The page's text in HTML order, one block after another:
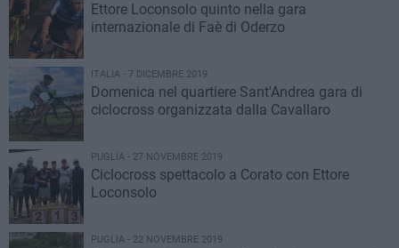
Ettore Loconsolo quinto nella gara
internazionale di Faè di Oderzo
ITALIA - 7 DICEMBRE 2019
Domenica nel quartiere Sant'Andrea gara di
ciclocross organizzata dalla Cavallaro
PUGLIA - 27 NOVEMBRE 2019
Ciclocross spettacolo a Corato con Ettore
Loconsolo
PUGLIA - 22 NOVEMBRE 2019